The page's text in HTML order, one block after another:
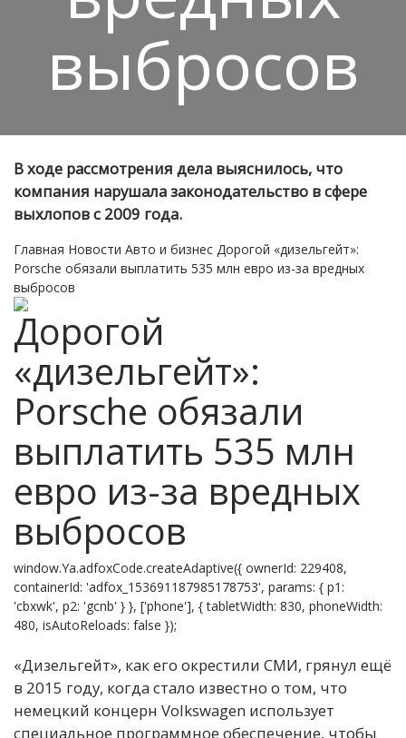
выбросов
В ходе рассмотрения дела выяснилось, что
компания нарушала законодательство в сфере
выхлопов с 2009 года.
Главная Новости Авто и бизнес Дорогой «дизельгейт»:
Porsche обязали выплатить 535 млн евро из-за вредных
выбросов
Дорогой
«дизельгейт»:
Porsche обязали
выплатить 535 млн
евро из-за вредных
выбросов
window.Ya.adfoxCode.createAdaptive({ ownerId: 229408,
containerId: 'adfox_153691187985178753', params: { p1:
'cbxwk', p2: 'gcnb' } }, ['phone'], { tabletWidth: 830, phoneWidth:
480, isAutoReloads: false });
«Дизельгейт», как его окрестили СМИ, грянул ещё
в 2015 году, когда стало известно о том, что
немецкий концерн Volkswagen использует
специальное программное обеспечение, чтобы